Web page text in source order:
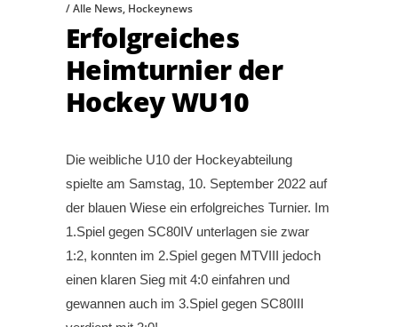
Alle News, Hockeynews
Erfolgreiches
Heimturnier der
Hockey WU10
Die weibliche U10 der Hockeyabteilung
spielte am Samstag, 10. September 2022 auf
der blauen Wiese ein erfolgreiches Turnier. Im
1.Spiel gegen SC80IV unterlagen sie zwar
1:2, konnten im 2.Spiel gegen MTVIII jedoch
einen klaren Sieg mit 4:0 einfahren und
gewannen auch im 3.Spiel gegen SC80III